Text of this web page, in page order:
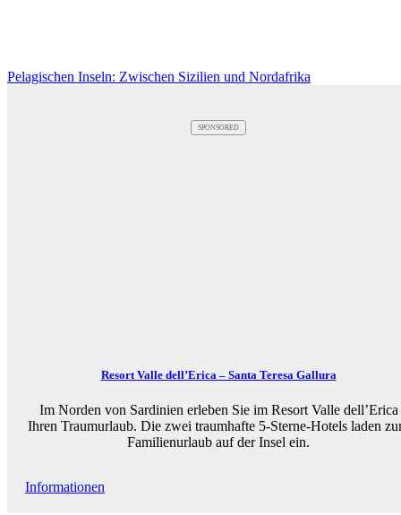
Pelagischen Inseln: Zwischen Sizilien und Nordafrika
SPONSORED
Resort Valle dell’Erica – Santa Teresa Gallura
Im Norden von Sardinien erleben Sie im Resort Valle dell’Erica
Ihren Traumurlaub. Die zwei traumhafte 5-Sterne-Hotels laden
Familienurlaub auf der Insel ein.
Informationen